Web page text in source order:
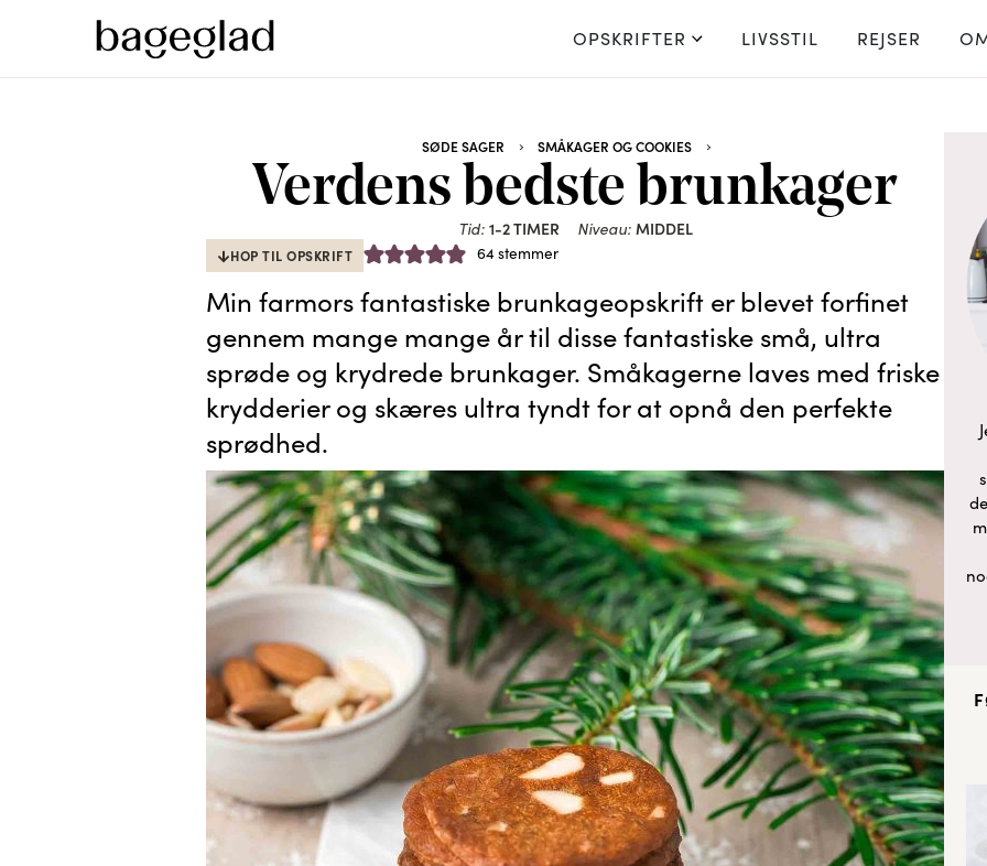
OPSKRIFTER LIVSSTIL REJSER
SØDE SAGER SMÅKAGER OG COOKIES
Verdens bedste brunkager
Tid: 1-2 TIMER Niveau: MIDDEL
HOP TIL OPSKRIFT 64stemmer
Min farmors fantastiske brunkageopskrift er blevet forfinet
gennem mange mange år til disse fantastiske små, ultra
sprøde og krydrede brunkager. Småkagerne laves med friske
krydderier og skæres ultra tyndt for at opnå den perfekte
sprødhed.